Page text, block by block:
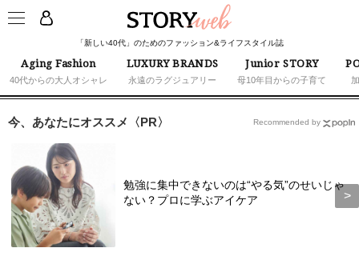
「新しい40代」のためのファッション&ライフスタイル誌
Aging Fashion
40代からの大人オシャレ
LUXURY BRANDS
永遠のラグジュアリー
Junior STORY
母10年目からの子育て
今、あなたにオススメ〈PR〉
勉強に集中できないのは“やる気”のせいじゃ
ない？プロに学ぶアイケア
Recommended by